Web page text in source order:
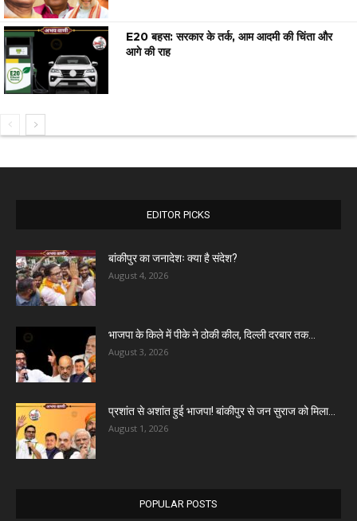
E20 बहस: सरकार के तर्क, आम आदमी की चिंता और
आगे की राह
EDITOR PICKS
बांकीपुर का जनादेशः क्या है संदेश?
August 4, 2026
भाजपा के किले में पीके ने ठोकी कील, दिल्ली दरबार तक...
August 3, 2026
प्रशांत से अशांत हुई भाजपा! बांकीपुर से जन सुराज को मिला...
August 1, 2026
POPULAR POSTS